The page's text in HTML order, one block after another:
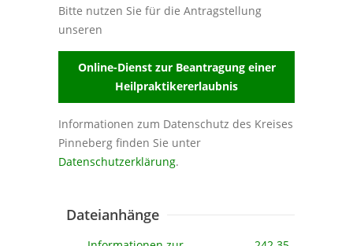
Bitte nutzen Sie für die Antragstellung
unseren
Online-Dienst zur Beantragung einer
Heilpraktikererlaubnis
Informationen zum Datenschutz des Kreises
Pinneberg finden Sie unter
Datenschutzerklärung.
Dateianhänge